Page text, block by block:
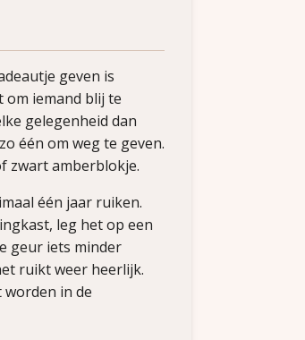
geven is
om iemand blij te
gelegenheid dan
één om weg te geven.
zwart amberblokje.
één jaar ruiken.
leg het op een
geur iets minder
ruikt weer heerlijk.
in de